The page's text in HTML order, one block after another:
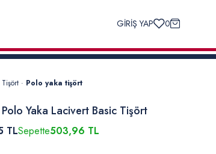
GİRİŞ YAP 0
Tişört · Polo yaka tişört
Yaka Lacivert Basic Tişört
TLSepette503,96 TL